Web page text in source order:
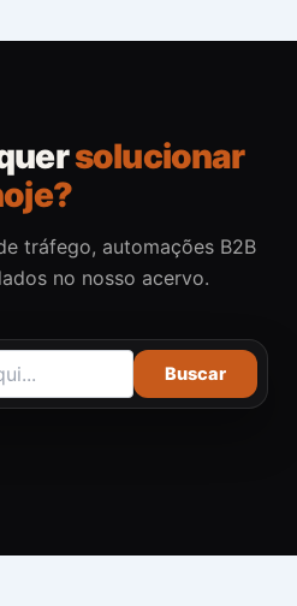
solucionar
tráfego, automações B2B
no nosso acervo.
Buscar